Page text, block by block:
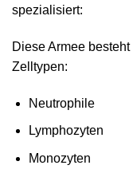
spezialisiert:
Diese Armee
Zelltypen:
Neutrophile
Lymphozyten
Monozyten